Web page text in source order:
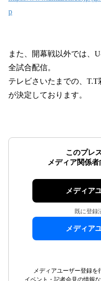
p
また、開幕戦以外では、
全試合配信。
テレビさいたまでの、
が決定しております。
このプレ
メディア関係
メディア
既に登録
メディア
メディアユーザー登録を
イベント・記者会見の情報